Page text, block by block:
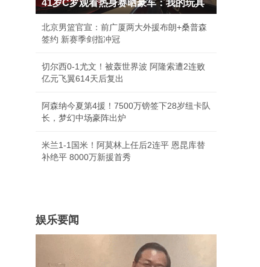
41岁C罗观看热身赛晒豪车：我的玩具
北京男篮官宣：前广厦两大外援布朗+桑普森
签约 新赛季剑指冲冠
切尔西0-1尤文！被轰世界波 阿隆索遭2连败
亿元飞翼614天后复出
阿森纳今夏第4援！7500万镑签下28岁纽卡队
长，梦幻中场豪阵出炉
米兰1-1国米！阿莫林上任后2连平 恩昆库替
补绝平 8000万新援首秀
娱乐要闻